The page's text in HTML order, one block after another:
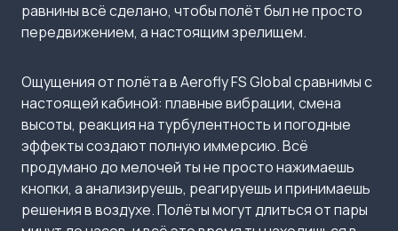
равнины всё сделано, чтобы полёт был не просто
передвижением, а настоящим зрелищем.
Ощущения от полёта в Aerofly FS Global сравнимы с
настоящей кабиной: плавные вибрации, смена
высоты, реакция на турбулентность и погодные
эффекты создают полную иммерсию. Всё
продумано до мелочей ты не просто нажимаешь
кнопки, а анализируешь, реагируешь и принимаешь
решения в воздухе. Полёты могут длиться от пары